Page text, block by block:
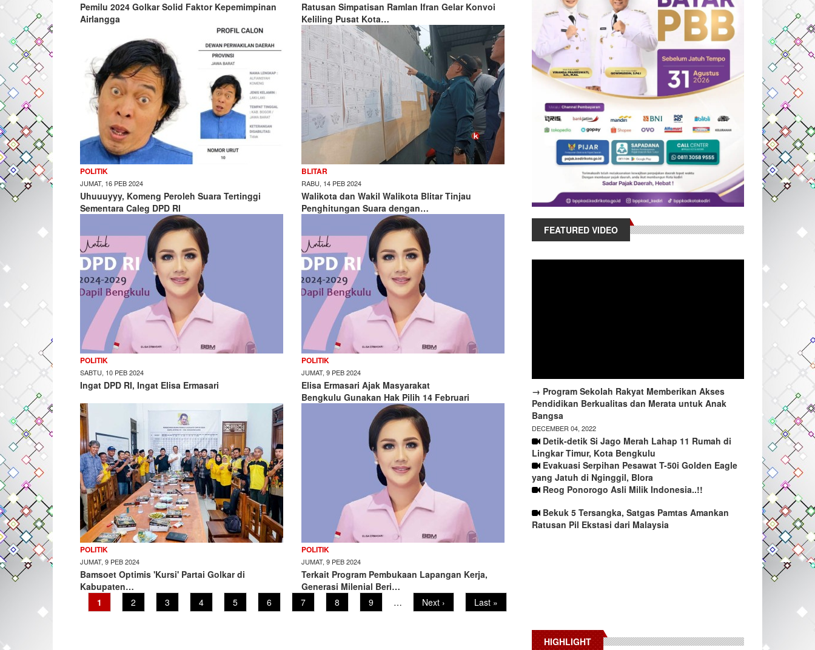
Pemilu 2024 Golkar Solid Faktor Kepemimpinan
Airlangga
Ratusan Simpatisan Ramlan Ifran Gelar Konvoi
Keliling Pusat Kota…
POLITIK
JUMAT, 16 PEB 2024
Uhuuuyyy, Komeng Peroleh Suara Tertinggi
Sementara Caleg DPD RI
BLITAR
RABU, 14 PEB 2024
Walikota dan Wakil Walikota Blitar Tinjau
Penghitungan Suara dengan…
POLITIK
SABTU, 10 PEB 2024
Ingat DPD RI, Ingat Elisa Ermasari
POLITIK
JUMAT, 9 PEB 2024
Elisa Ermasari Ajak Masyarakat
Bengkulu Gunakan Hak Pilih 14 Februari
POLITIK
JUMAT, 9 PEB 2024
Bamsoet Optimis 'Kursi' Partai Golkar di
Kabupaten…
POLITIK
JUMAT, 9 PEB 2024
Terkait Program Pembukaan Lapangan Kerja,
Generasi Milenial Beri…
Current
page
1 Page
2 Page
3 Page
4 Page
5 Page
6 Page
7 Page
8 Page
9 …
Next
page
Next ›
Last
page
Last »
FEATURED VIDEO
→ Program Sekolah Rakyat Memberikan Akses
Pendidikan Berkualitas dan Merata untuk Anak
Bangsa
DECEMBER 04, 2022
Detik-detik Si Jago Merah Lahap 11 Rumah di
Lingkar Timur, Kota Bengkulu
Evakuasi Serpihan Pesawat T-50i Golden Eagle
yang Jatuh di Nginggil, Blora
Reog Ponorogo Asli Milik Indonesia..!!
Bekuk 5 Tersangka, Satgas Pamtas Amankan
Ratusan Pil Ekstasi dari Malaysia
HIGHLIGHT